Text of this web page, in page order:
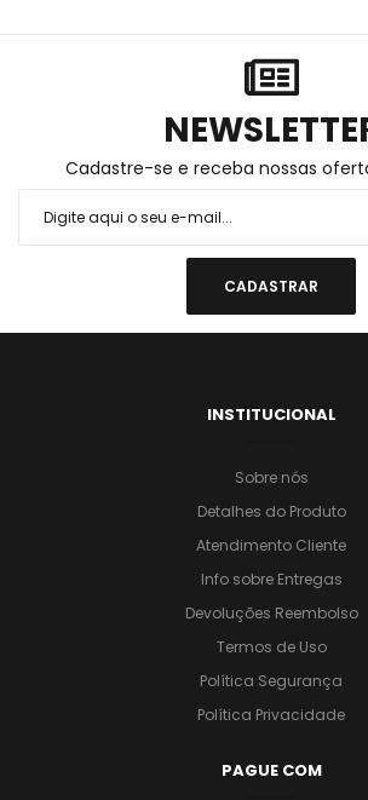
Cadastre-se e receba nossas
INSTITUCIONAL
Sobre nós
Detalhes do Produto
Atendimento Cliente
Info sobre Entregas
Devoluções Reembolso
Termos de Uso
Política Segurança
Política Privacidade
PAGUE COM